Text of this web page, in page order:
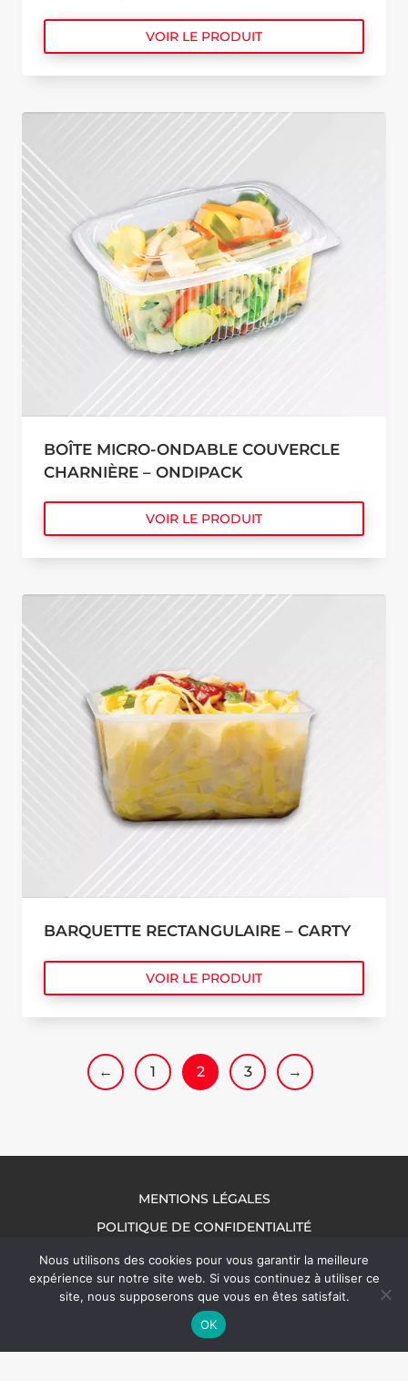
VOIR LE PRODUIT
BOÎTE MICRO-ONDABLE COUVERCLE
CHARNIÈRE – ONDIPACK
VOIR LE PRODUIT
BARQUETTE RECTANGULAIRE – CARTY
VOIR LE PRODUIT
← 1 2 3 →
MENTIONS LÉGALES
POLITIQUE DE CONFIDENTIALITÉ
NOUS CONTACTER
Nous utilisons des cookies pour vous garantir la meilleure
expérience sur notre site web. Si vous continuez à utiliser ce
site, nous supposerons que vous en êtes satisfait.
OK